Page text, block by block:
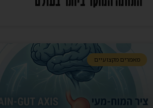
מאמרים מקצועיים